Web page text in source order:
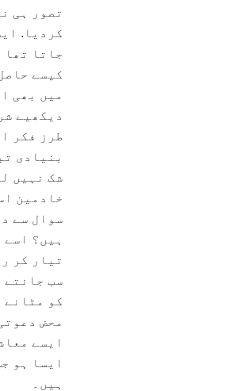
تصور ہی
کردیا.
جاتا تھا
کیسے
میں بھی
دیکھیے
طرز فکر
بنیادی
شک نہیں
خادمین
سوال سے
ہیں؟
تیار کر
سب جانتے
کو مٹانے
محض
ایسے
ایسا ہو
ہیں۔